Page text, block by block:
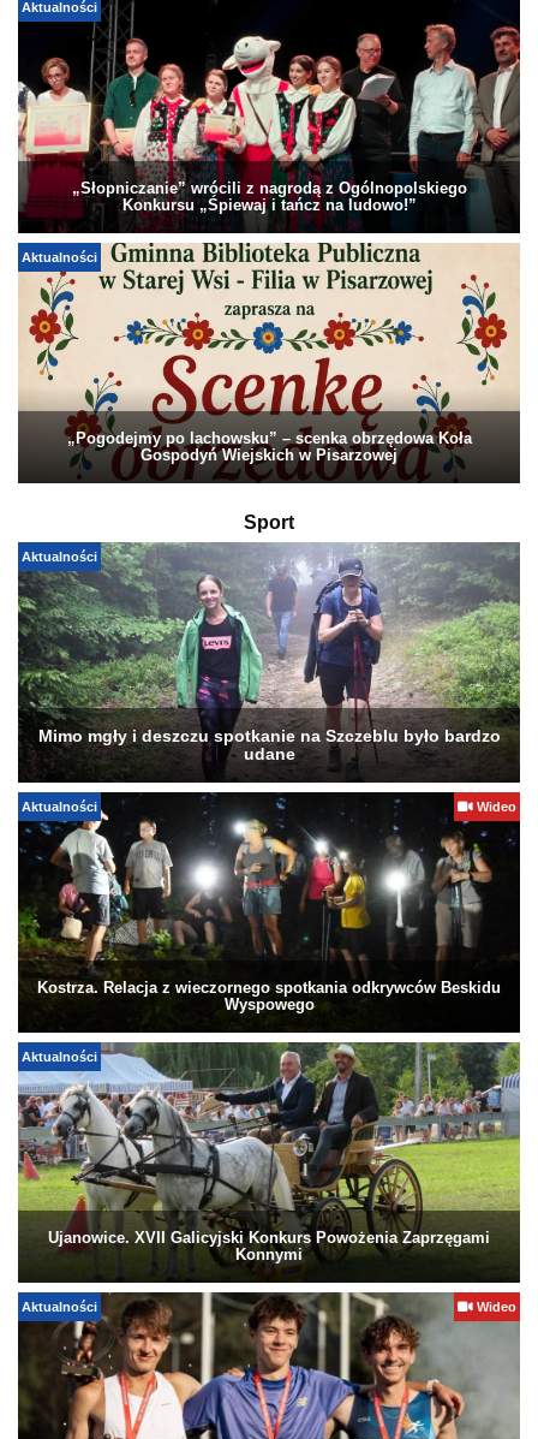
Aktualności
„Słopniczanie” wrócili z nagrodą z Ogólnopolskiego
Konkursu „Śpiewaj i tańcz na ludowo!”
Aktualności
„Pogodejmy po lachowsku” – scenka obrzędowa Koła
Gospodyń Wiejskich w Pisarzowej
Sport
Aktualności
Mimo mgły i deszczu spotkanie na Szczeblu było bardzo
udane
Aktualności Wideo
Kostrza. Relacja z wieczornego spotkania odkrywców Beskidu
Wyspowego
Aktualności
Ujanowice. XVII Galicyjski Konkurs Powożenia Zaprzęgami
Konnymi
Aktualności Wideo